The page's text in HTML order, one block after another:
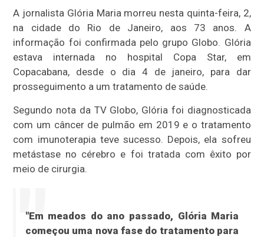
A jornalista Glória Maria morreu nesta quinta-feira, 2,
na cidade do Rio de Janeiro, aos 73 anos. A
informação foi confirmada pelo grupo Globo. Glória
estava internada no hospital Copa Star, em
Copacabana, desde o dia 4 de janeiro, para dar
prosseguimento a um tratamento de saúde.
Segundo nota da TV Globo, Glória foi diagnosticada
com um câncer de pulmão em 2019 e o tratamento
com imunoterapia teve sucesso. Depois, ela sofreu
metástase no cérebro e foi tratada com êxito por
meio de cirurgia.
"Em meados do ano passado, Glória Maria
começou uma nova fase do tratamento para